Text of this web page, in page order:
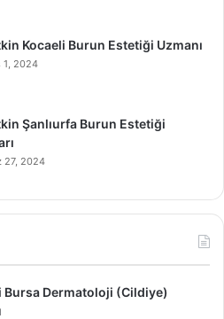
Kocaeli Burun Estetiği Uzmanı
1, 2024
Şanlıurfa Burun Estetiği
27, 2024
Bursa Dermatoloji (Cildiye)